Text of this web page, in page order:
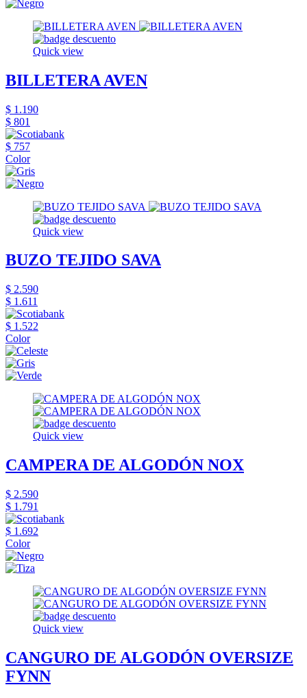
Quick view
BILLETERA AVEN
$ 1.190
$ 801
$ 757
Color
Quick view
BUZO TEJIDO SAVA
$ 2.590
$ 1.611
$ 1.522
Color
Quick view
CAMPERA DE ALGODÓN NOX
$ 2.590
$ 1.791
$ 1.692
Color
Quick view
CANGURO DE ALGODÓN OVERSIZE
FYNN